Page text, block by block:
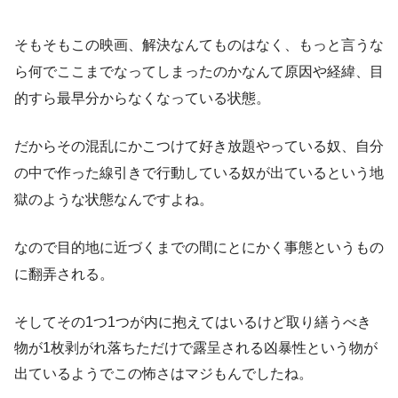
そもそもこの映画、解決なんてものはなく、もっと言うな
ら何でここまでなってしまったのかなんて原因や経緯、目
的すら最早分からなくなっている状態。
だからその混乱にかこつけて好き放題やっている奴、自分
の中で作った線引きで行動している奴が出ているという地
獄のような状態なんですよね。
なので目的地に近づくまでの間にとにかく事態というもの
に翻弄される。
そしてその1つ1つが内に抱えてはいるけど取り繕うべき
物が1枚剥がれ落ちただけで露呈される凶暴性という物が
出ているようでこの怖さはマジもんでしたね。